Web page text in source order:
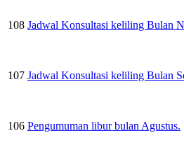
108 Jadwal Konsultasi keliling Bulan
107 Jadwal Konsultasi keliling Bulan
106 Pengumuman libur bulan Agustus.